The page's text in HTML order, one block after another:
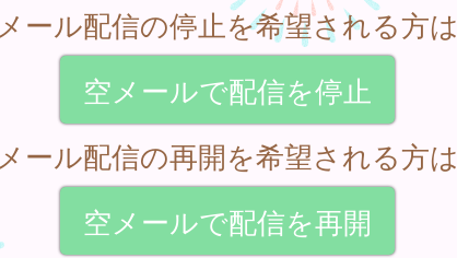
メール配信の停止を希望される方は
空メールで配信を停止
メール配信の再開を希望される方は
空メールで配信を再開